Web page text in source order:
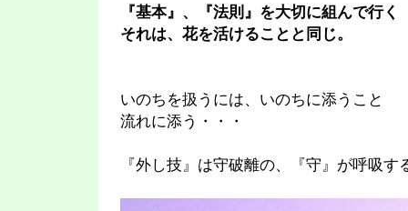
『基本』、『法則』を大切に組んで行く
それは、花を活けることと同じ。
いのちを扱うには、いのちに添うこと
流れに添う・・・
『外し技』は守破離の、『守』が呼吸